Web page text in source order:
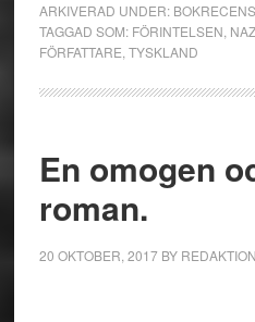
ARKIVERAD UNDER:
TAGGAD SOM: FÖRINTELSEN
FÖRFATTARE TYSKLAND
En omogen
roman.
20 OKTOBER, 2017BY